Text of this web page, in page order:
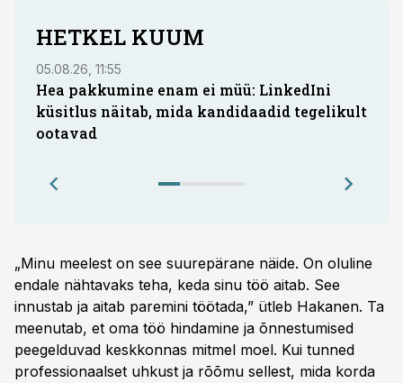
HETKEL KUUM
05.08.26, 11:55
Hea pakkumine enam ei müü: LinkedIni
küsitlus näitab, mida kandidaadid tegelikult
ootavad
„Minu meelest on see suurepärane näide. On oluline
endale nähtavaks teha, keda sinu töö aitab. See
innustab ja aitab paremini töötada,” ütleb Hakanen. Ta
meenutab, et oma töö hindamine ja õnnestumised
peegelduvad keskkonnas mitmel moel. Kui tunned
professionaalset uhkust ja rõõmu sellest, mida korda